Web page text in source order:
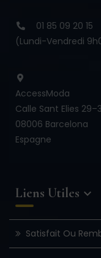
01 85 09 20 15
(Lundi-Vendredi
AccessModa
Calle Sant Elies
08006 Barcelona
Espagne
Liens Utiles 
Satisfait Ou